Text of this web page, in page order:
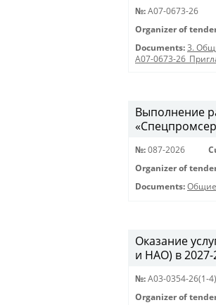
№: A07-0673-26
Organizer of
Documents: 3.
A07-0673-
Выполнение
№: 087-2026
Organizer of
Documents: Общие
Оказание
и НАО) в 2027-
№: A03-0354-26(1-4)
Organizer of